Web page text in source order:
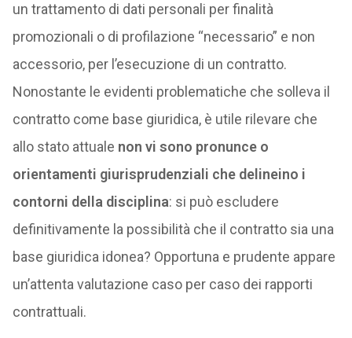
un trattamento di dati personali per finalità
promozionali o di profilazione “necessario” e non
accessorio, per l’esecuzione di un contratto.
Nonostante le evidenti problematiche che solleva il
contratto come base giuridica, è utile rilevare che
allo stato attuale non vi sono pronunce o
orientamenti giurisprudenziali che delineino i
contorni della disciplina: si può escludere
definitivamente la possibilità che il contratto sia una
base giuridica idonea? Opportuna e prudente appare
un’attenta valutazione caso per caso dei rapporti
contrattuali.